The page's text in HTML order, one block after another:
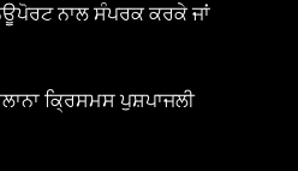
ਨਾਲ ਸੰਪਰਕ ਕਰਕੇ ਜਾਂ
ਕ੍ਰਿਸਮਸ ਪੁਸ਼ਪਾਜਲੀ